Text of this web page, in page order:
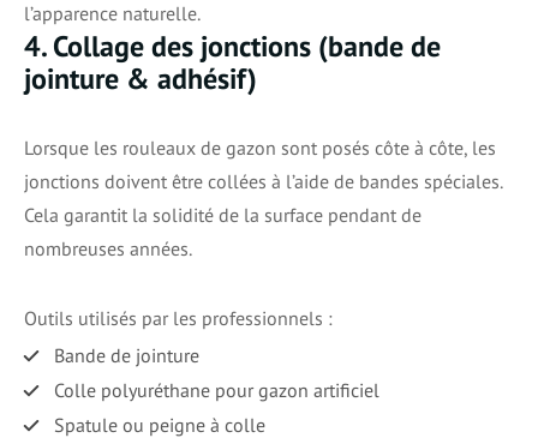
l’apparence naturelle.
4. Collage des jonctions (bande de
jointure & adhésif)
Lorsque les rouleaux de gazon sont posés côte à côte, les
jonctions doivent être collées à l’aide de bandes spéciales.
Cela garantit la solidité de la surface pendant de
nombreuses années.
Outils utilisés par les professionnels :
Bande de jointure
Colle polyuréthane pour gazon artificiel
Spatule ou peigne à colle